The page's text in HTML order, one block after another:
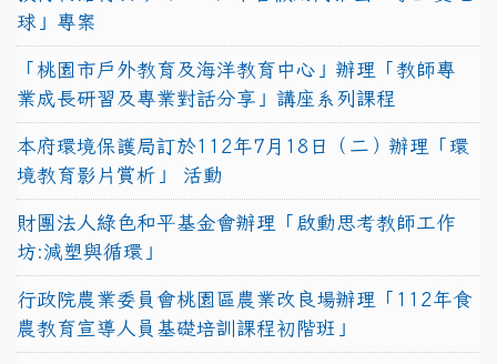
球」專案
「桃園市戶外教育及海洋教育中心」辦理「教師專
業成長研習及專業對話分享」講座系列課程
本府環境保護局訂於112年7月18日（二）辦理「環
境教育影片賞析」 活動
財團法人綠色和平基金會辦理「啟動思考教師工作
坊:減塑與循環」
行政院農業委員會桃園區農業改良場辦理「112年食
農教育宣導人員基礎培訓課程初階班」